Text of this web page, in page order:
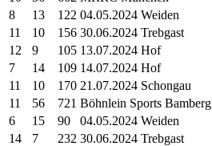
8
13 122 04.05.2024 Weiden
11
10 156 30.06.2024 Trebgast
12
9 105 13.07.2024 Hof
7
14 109 14.07.2024 Hof
11
10 170 21.07.2024 Schongau
11
56 721 Böhnlein Sports Bamberg
6
15 90
04.05.2024 Weiden
14
7 232 30.06.2024 Trebgast